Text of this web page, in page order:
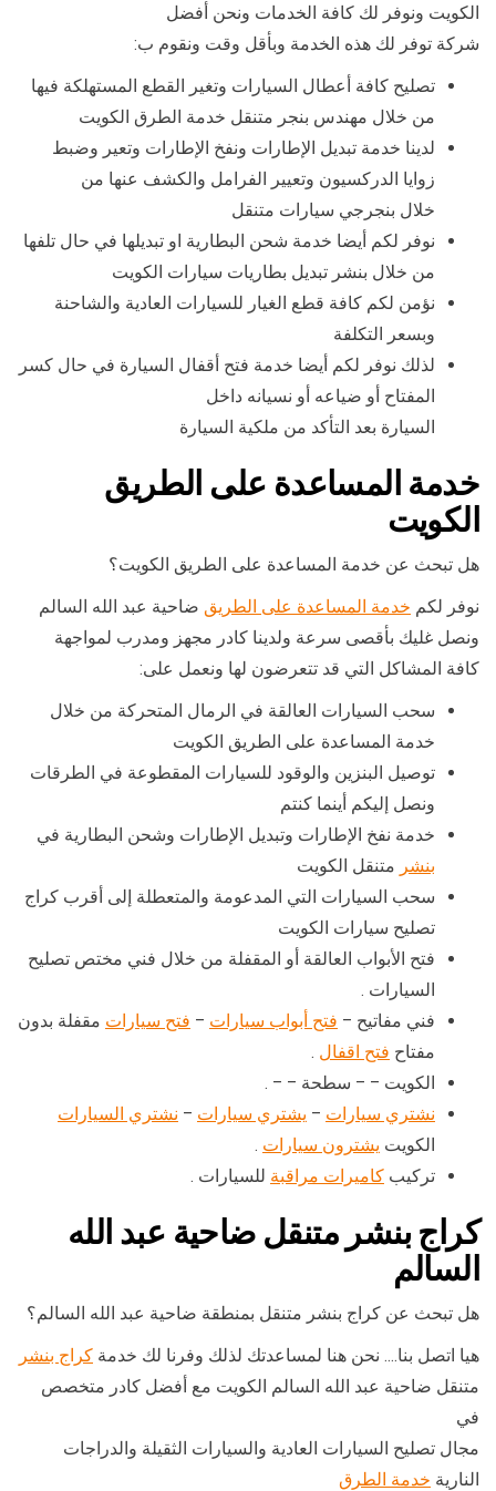
الكويت ونوفر لك كافة الخدمات ونحن أفضل
شركة توفر لك هذه الخدمة وبأقل وقت ونقوم ب:
تصليح كافة أعطال السيارات وتغير القطع المستهلكة فيها
من خلال مهندس بنجر متنقل خدمة الطرق الكويت
لدينا خدمة تبديل الإطارات ونفخ الإطارات وتعير وضبط
زوايا الدركسيون وتعيير الفرامل والكشف عنها من
خلال بنجرجي سيارات متنقل
نوفر لكم أيضا خدمة شحن البطارية او تبديلها في حال تلفها
من خلال بنشر تبديل بطاريات سيارات الكويت
نؤمن لكم كافة قطع الغيار للسيارات العادية والشاحنة
وبسعر التكلفة
لذلك نوفر لكم أيضا خدمة فتح أقفال السيارة في حال كسر
المفتاح أو ضياعه أو نسيانه داخل
السيارة بعد التأكد من ملكية السيارة
خدمة المساعدة على الطريق
الكويت
هل تبحث عن خدمة المساعدة على الطريق الكويت؟
نوفر لكم خدمة المساعدة على الطريق ضاحية عبد الله السالم
ونصل غليك بأقصى سرعة ولدينا كادر مجهز ومدرب لمواجهة
كافة المشاكل التي قد تتعرضون لها ونعمل على:
سحب السيارات العالقة في الرمال المتحركة من خلال
خدمة المساعدة على الطريق الكويت
توصيل البنزين والوقود للسيارات المقطوعة في الطرقات
ونصل إليكم أينما كنتم
خدمة نفخ الإطارات وتبديل الإطارات وشحن البطارية في
بنشر متنقل الكويت
سحب السيارات التي المدعومة والمتعطلة إلى أقرب كراج
تصليح سيارات الكويت
فتح الأبواب العالقة أو المقفلة من خلال فني مختص تصليح
السيارات .
فني مفاتيح – فتح أبواب سيارات – فتح سيارات مقفلة بدون
مفتاح فتح اقفال .
الكويت – – سطحة – – .
نشتري سيارات – يشتري سيارات – نشتري السيارات
الكويت يشترون سيارات .
تركيب كاميرات مراقبة للسيارات .
كراج بنشر متنقل ضاحية عبد الله
السالم
هل تبحث عن كراج بنشر متنقل بمنطقة ضاحية عبد الله السالم؟
هيا اتصل بنا…. نحن هنا لمساعدتك لذلك وفرنا لك خدمة كراج بنشر
متنقل ضاحية عبد الله السالم الكويت مع أفضل كادر متخصص
في
مجال تصليح السيارات العادية والسيارات الثقيلة والدراجات
النارية خدمة الطرق